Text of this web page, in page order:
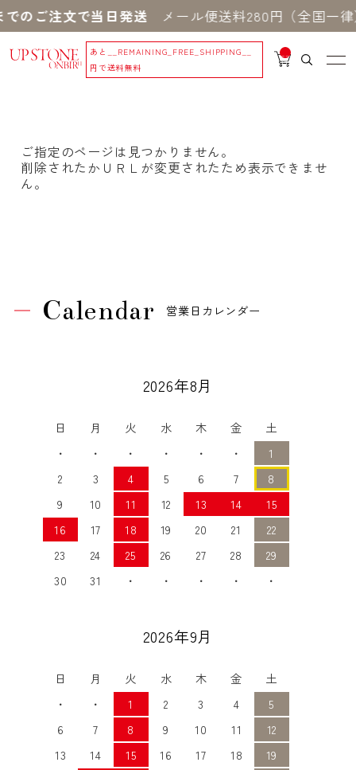
のご注文で当日発送メール便送料280円（全国一律
あと
__REMAINING_FREE_SHIPPING__
円で送料無料
__
IT
ご指定のページは見つかりません。
削除されたかＵＲＬが変更されたため表示できませ
ん。
Calendar 営業日カレンダー
2026年8月
日 月 火 水 木 金
土
・
・ ・ ・ ・ ・
1
2
3 4 5 6 7
8
9
10 11 12 13 14
15
16
17 18 19 20 21
22
23
24 25 26 27 28
29
30
31 ・ ・ ・ ・ ・
2026年9月
日 月 火 水 木 金
土
・
・ 1 2 3 4
5
6
7 8 9 10 11
12
13
14 15 16 17 18
19